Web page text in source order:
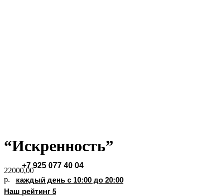
Позвоните мне!
+7 925 077 40 04
каждый день с 10:00 до 20:00
Наш рейтинг 5
“Искренность”
22000,00
р.